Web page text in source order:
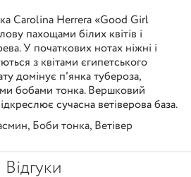
Carolina Herrera «Good Girl
пахощами білих квітів і
У початкових нотах ніжні і
з квітами єгипетського
домінує п'янка тубероза,
бобами тонка. Вершковий
сучасна ветіверова база.
, Боби тонка, Ветівер
Відгуки